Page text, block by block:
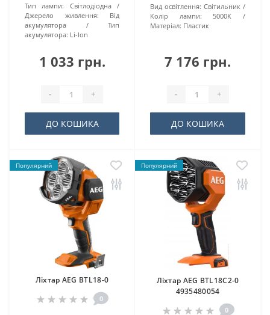
Тип лампи:
Світлодіодна
Джерело живлення:
Від
акумулятора
Тип
акумулятора: Li-lon
1 033 грн.
- +
ДО КОШИКА
Вид освітлення: Світильник
Колір лампи:
5000К
Матеріал: Пластик
7 176 грн.
- +
ДО КОШИКА
Популярний
Ліхтар AEG BTL18-0
0
Популярний
Ліхтар AEG BTL18C2-0
4935480054
0